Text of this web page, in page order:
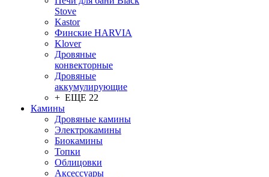
Stove
Kastor
Финские HARVIA
Klover
Дровяные
конвекторные
Дровяные
аккумулирующие
+ ЕЩЕ 22
Камины
Дровяные камины
Электрокамины
Биокамины
Топки
Облицовки
Аксессуары